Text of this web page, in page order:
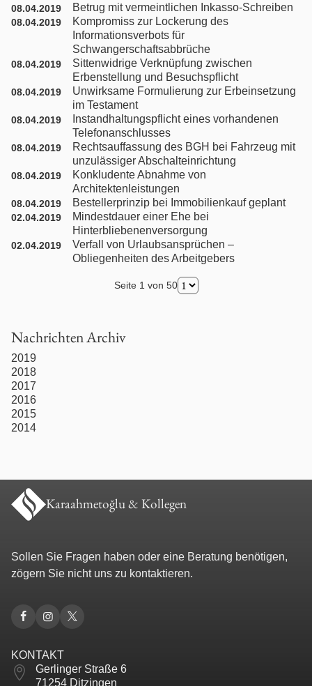
Medienrecht
Mitbestimmungs- / Betriebsverfassungsrecht
Nebenklage / Opferrecht
Ordnungswidrigkeiten / Bußgeldrecht
Schadensersatzrecht
Türkisches Wirtschaftsrecht
Türkisches Zivilrecht
Umgangsrecht / Sorgerecht
Unterhaltsrecht
Verkehrsrecht
Wohnraummietrecht / WEG-Recht
08.04.2019 Betrug mit vermeintlichen Inkasso-Schreiben
08.04.2019
Kompromiss zur Lockerung des
Informationsverbots für
Schwangerschaftsabbrüche
08.04.2019
Sittenwidrige Verknüpfung zwischen
Erbenstellung und Besuchspflicht
08.04.2019
Unwirksame Formulierung zur Erbeinsetzung
im Testament
08.04.2019
Instandhaltungspflicht eines vorhandenen
Telefonanschlusses
08.04.2019
Rechtsauffassung des BGH bei Fahrzeug mit
unzulässiger Abschalteinrichtung
08.04.2019
Konkludente Abnahme von
Architektenleistungen
08.04.2019 Bestellerprinzip bei Immobilienkauf geplant
02.04.2019
Mindestdauer einer Ehe bei
Hinterbliebenenversorgung
02.04.2019
Verfall von Urlaubsansprüchen –
Obliegenheiten des Arbeitgebers
Seite 1 von 50
Nachrichten Archiv
2019
2018
2017
2016
2015
2014
Karaahmetoğlu & Kollegen
Sollen Sie Fragen haben oder eine Beratung benötigen,
zögern Sie nicht uns zu kontaktieren.
KONTAKT
Gerlinger Straße 6
71254 Ditzingen